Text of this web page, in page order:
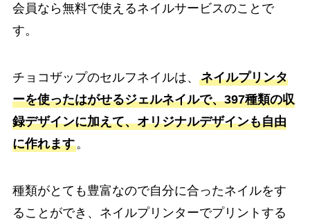
会員なら無料で使えるネイルサービスのことで
す。
チョコザップのセルフネイルは、 ネイルプリンタ
ーを使ったはがせるジェルネイルで、397種類の収
録デザインに加えて、オリジナルデザインも自由
に作れます。
種類がとても豊富なので自分に合ったネイルをす
ることができ、ネイルプリンターでプリントする